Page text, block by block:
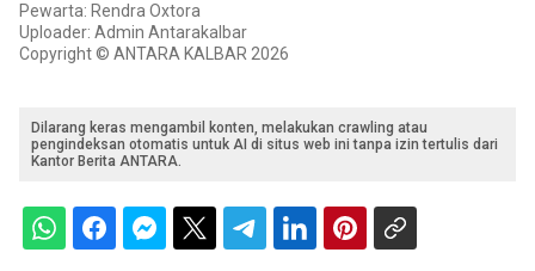
Pewarta: Rendra Oxtora
Uploader: Admin Antarakalbar
Copyright © ANTARA KALBAR 2026
Dilarang keras mengambil konten, melakukan crawling atau
pengindeksan otomatis untuk AI di situs web ini tanpa izin tertulis dari
Kantor Berita ANTARA.